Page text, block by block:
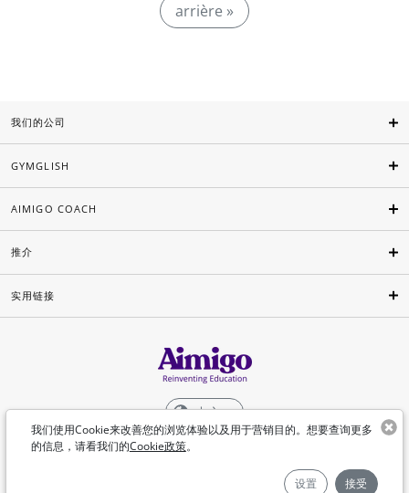
arrière »
我们使用Cookie来改善您的浏览体验以及用于营销目的。想要查询更多
的信息，请看我们的Cookie政策。
设置 接受
我们的公司
GYMGLISH
AIMIGO COACH
推介
实用链接
中文
©Aimigo 2026